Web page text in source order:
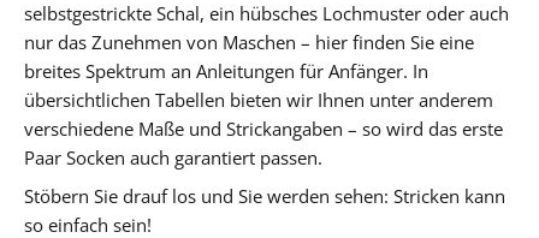
selbstgestrickte Schal, ein hübsches Lochmuster oder auch
nur das Zunehmen von Maschen – hier finden Sie eine
breites Spektrum an Anleitungen für Anfänger. In
übersichtlichen Tabellen bieten wir Ihnen unter anderem
verschiedene Maße und Strickangaben – so wird das erste
Paar Socken auch garantiert passen.
Stöbern Sie drauf los und Sie werden sehen: Stricken kann
so einfach sein!